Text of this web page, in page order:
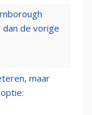
de vorige
maar